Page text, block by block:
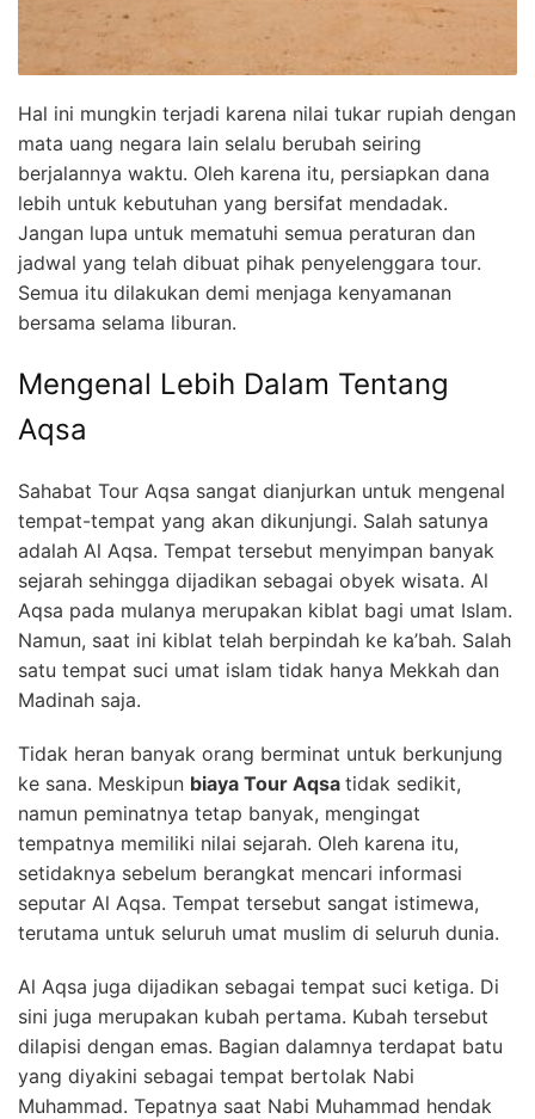
Hal ini mungkin terjadi karena nilai tukar rupiah dengan
mata uang negara lain selalu berubah seiring
berjalannya waktu. Oleh karena itu, persiapkan dana
lebih untuk kebutuhan yang bersifat mendadak.
Jangan lupa untuk mematuhi semua peraturan dan
jadwal yang telah dibuat pihak penyelenggara tour.
Semua itu dilakukan demi menjaga kenyamanan
bersama selama liburan.
Mengenal Lebih Dalam Tentang
Aqsa
Sahabat Tour Aqsa sangat dianjurkan untuk mengenal
tempat-tempat yang akan dikunjungi. Salah satunya
adalah Al Aqsa. Tempat tersebut menyimpan banyak
sejarah sehingga dijadikan sebagai obyek wisata. Al
Aqsa pada mulanya merupakan kiblat bagi umat Islam.
Namun, saat ini kiblat telah berpindah ke ka’bah. Salah
satu tempat suci umat islam tidak hanya Mekkah dan
Madinah saja.
Tidak heran banyak orang berminat untuk berkunjung
ke sana. Meskipun biaya Tour Aqsa tidak sedikit,
namun peminatnya tetap banyak, mengingat
tempatnya memiliki nilai sejarah. Oleh karena itu,
setidaknya sebelum berangkat mencari informasi
seputar Al Aqsa. Tempat tersebut sangat istimewa,
terutama untuk seluruh umat muslim di seluruh dunia.
Al Aqsa juga dijadikan sebagai tempat suci ketiga. Di
sini juga merupakan kubah pertama. Kubah tersebut
dilapisi dengan emas. Bagian dalamnya terdapat batu
yang diyakini sebagai tempat bertolak Nabi
Muhammad. Tepatnya saat Nabi Muhammad hendak